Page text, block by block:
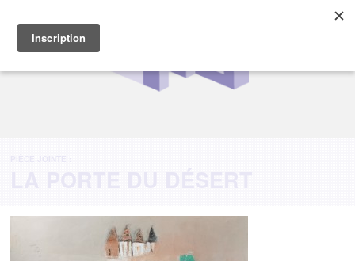
PIÈCE JOINTE :
LA PORTE DU DÉSERT